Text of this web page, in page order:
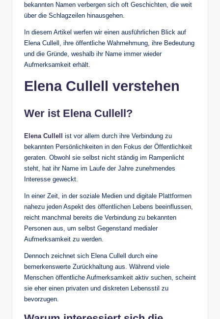
bekannten Namen verbergen sich oft Geschichten, die weit
über die Schlagzeilen hinausgehen.
In diesem Artikel werfen wir einen ausführlichen Blick auf
Elena Cullell, ihre öffentliche Wahrnehmung, ihre Bedeutung
und die Gründe, weshalb ihr Name immer wieder
Aufmerksamkeit erhält.
Elena Cullell verstehen
Wer ist Elena Cullell?
Elena Cullell ist vor allem durch ihre Verbindung zu
bekannten Persönlichkeiten in den Fokus der Öffentlichkeit
geraten. Obwohl sie selbst nicht ständig im Rampenlicht
steht, hat ihr Name im Laufe der Jahre zunehmendes
Interesse geweckt.
In einer Zeit, in der soziale Medien und digitale Plattformen
nahezu jeden Aspekt des öffentlichen Lebens beeinflussen,
reicht manchmal bereits die Verbindung zu bekannten
Personen aus, um selbst Gegenstand medialer
Aufmerksamkeit zu werden.
Dennoch zeichnet sich Elena Cullell durch eine
bemerkenswerte Zurückhaltung aus. Während viele
Menschen öffentliche Aufmerksamkeit aktiv suchen, scheint
sie eher einen privaten und diskreten Lebensstil zu
bevorzugen.